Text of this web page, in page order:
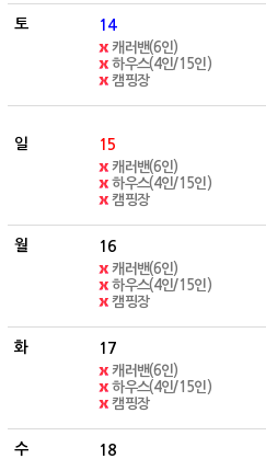
14
캐러밴(6인)
하우스(4인/15인)
캠핑장
15
캐러밴(6인)
하우스(4인/15인)
캠핑장
16
캐러밴(6인)
하우스(4인/15인)
캠핑장
17
캐러밴(6인)
하우스(4인/15인)
캠핑장
18